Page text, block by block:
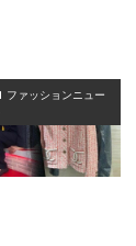
ファッションニュー